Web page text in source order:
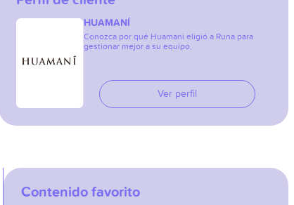
HUAMANÍ
Conozca por qué Huamani eligió a Runa para
gestionar mejor a su equipo.
Ver perfil
Contenido favorito